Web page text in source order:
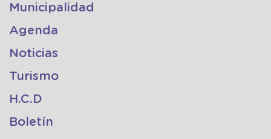
Municipalidad
Agenda
Noticias
Turismo
H.C.D
Boletín